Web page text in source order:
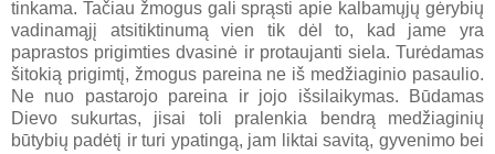
tinkama. Tačiau žmogus gali sprąsti apie kalbamųjų gėrybių
vadinamąjį atsitiktinumą vien tik dėl to, kad jame yra
paprastos prigimties dvasinė ir protaujanti siela. Turėdamas
šitokią prigimtį, žmogus pareina ne iš medžiaginio pasaulio.
Ne nuo pastarojo pareina ir jojo išsilaikymas. Būdamas
Dievo sukurtas, jisai toli pralenkia bendrą medžiaginių
būtybių padėtį ir turi ypatingą, jam liktai savitą, gyvenimo bei